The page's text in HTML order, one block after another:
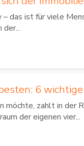
das ist für viele
6
möchte, zahlt in der
der eigenen vier...